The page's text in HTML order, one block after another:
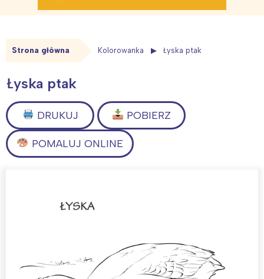
Strona główna Kolorowanka Łyska ptak
Łyska ptak
DRUKUJ POBIERZ
POMALUJ ONLINE